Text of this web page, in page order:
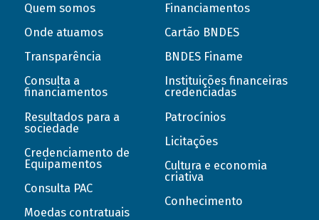
Quem somos
Onde atuamos
Transparência
Consulta a
financiamentos
Resultados para a
sociedade
Credenciamento de
Equipamentos
Consulta PAC
Moedas contratuais
Financiamentos
Cartão BNDES
BNDES Finame
Instituições financeiras
credenciadas
Patrocínios
Licitações
Cultura e economia
criativa
Conhecimento